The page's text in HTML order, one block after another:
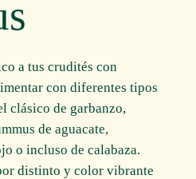
a tus crudités con
con diferentes tipos
clásico de garbanzo,
de aguacate,
o incluso de calabaza.
distinto y color vibrante